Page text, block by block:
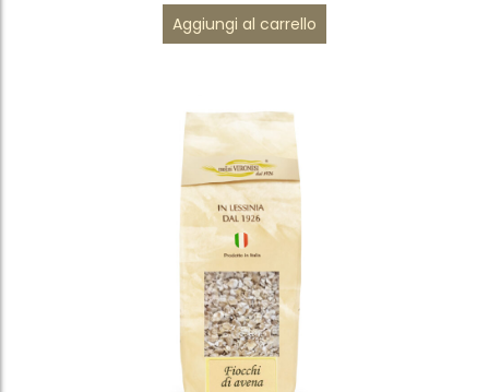
Aggiungi al carrello